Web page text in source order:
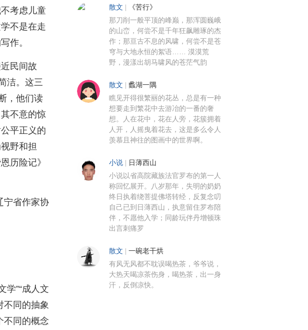
考虑儿童
不是在走
作。
民间故
洁。这三
，他们读
不意的惊
平正义的
野和担
历险记》
宁省作家协
学”“成人文
不同的抽象
不同的概念
散文 《苦行》
那刀削一般平顶的峰巅，那浑圆巍峨
的山峦，何尝不是千年狂飙雕琢的杰
作；那亘古不息的风啸，何尝不是苍
穹与大地永恒的絮语…… 漠漠荒
野，漫漾出胡马啸风的苍茫气韵
散文 蠡湖一隅
瞧见开得很繁丽的花丛，总是有一种
想要走到繁花中去游冶的一番的奢
想。人在花中，花在人旁，花簇拥着
人开，人摇曳着花去，这是多么令人
羡慕且神往的图画中的世界啊。
小说 日薄西山
小说以省高院藏族法官罗布的第一人
称回忆展开。八岁那年，失明的奶奶
终日执着绕菩提佛塔转经，反复念叨
自己已到日薄西山，执意留住罗布陪
伴，不愿他入学；同龄玩伴丹增顿珠
出言刺痛罗
散文 一碗老干烘
有风无风都不耽误喝热茶，爷爷说，
大热天喝凉茶伤身，喝热茶，出一身
汗，反倒凉快。